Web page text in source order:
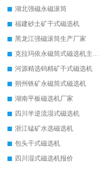
湖北强磁永磁滚筒
福建砂土矿干式磁选机
黑龙江强磁滚筒生产厂家
克拉玛依永磁筒式磁选机主要技术参数
河源精选钨精矿干式磁选机
朔州铁矿永磁筒式磁选机
湖南平板磁选机厂家
四川半逆流湿式磁选机
浙江锰矿水选磁选机
包头干式磁选机
四川湿式磁选机报价